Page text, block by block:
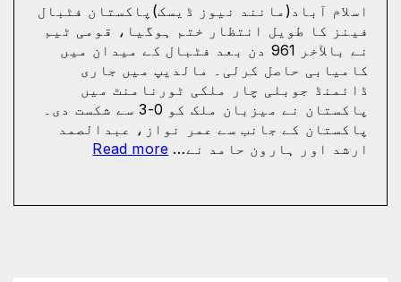
باہر
ہوگئی
اسلام آباد(مانند نیوز ڈیسک)پاکستان فٹبال
فینز کا طویل انتظار ختم ہوگیا، قومی ٹیم
نے بالآخر 961 دن بعد فٹبال کے میدان میں
کامیابی حاصل کرلی۔ مالدیپ میں جاری
ڈائمنڈ جوبلی چار ملکی ٹورنامنٹ میں
پاکستان نے میزبان ملک کو 0-3 سے شکست دی۔
پاکستان کے جانب سے عمر نواز، عبدالصمد
ارشد اور ہارون حامد نے…Read more
:
ٹیم